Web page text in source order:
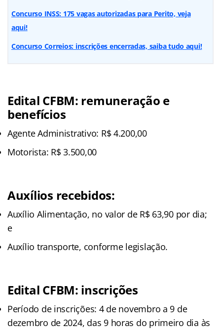
Concurso INSS: 175 vagas autorizadas para Perito, veja
aqui!
Concurso Correios: inscrições encerradas, saiba tudo aqui!
Edital CFBM: remuneração e
benefícios
Agente Administrativo: R$ 4.200,00
Motorista: R$ 3.500,00
Auxílios recebidos:
Auxílio Alimentação, no valor de R$ 63,90 por dia;
e
Auxílio transporte, conforme legislação.
Edital CFBM: inscrições
Período de inscrições: 4 de novembro a 9 de
dezembro de 2024, das 9 horas do primeiro dia às